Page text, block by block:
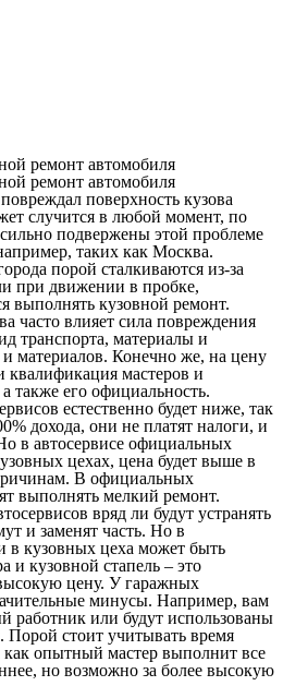
ремонт автомобиля
ремонт автомобиля
поверхность кузова
случится в любой момент, по
подвержены этой проблеме
таких как Москва.
порой сталкиваются из-за
при движении в пробке,
выполнять кузовной ремонт.
часто влияет сила повреждения
транспорта, материалы и
материалов. Конечно же, на цену
квалификация мастеров и
также его официальность.
естественно будет ниже, так
дохода, они не платят налоги, и
в автосервисе официальных
цехах, цена будет выше в
В официальных
выполнять мелкий ремонт.
вряд ли будут устранять
и заменят часть. Но в
в кузовных цеха может быть
и кузовной стапель – это
цену. У гаражных
минусы. Например, вам
работник или будут использованы
Порой стоит учитывать время
как опытный мастер выполнит все
но возможно за более высокую